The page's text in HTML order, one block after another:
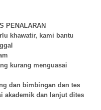
PENALARAN
khawatir, kami bantu
kurang menguasai
dan bimbingan dan tes
akademik dan lanjut dites